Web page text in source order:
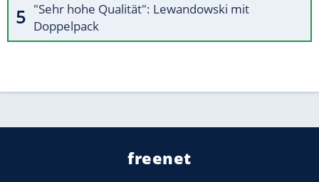
"Sehr hohe Qualität": Lewandowski mit
Doppelpack
freenet